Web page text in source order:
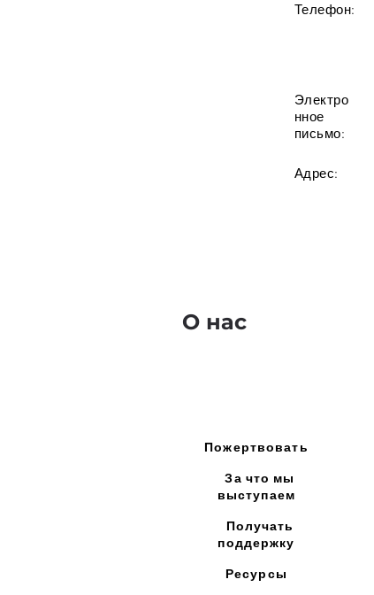
Телефон:
Электро
нное
письмо:
Адрес:
О нас
Пожертвовать
За что мы
выступаем
Получать
поддержку
Ресурсы